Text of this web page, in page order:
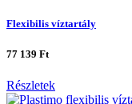
Flexibilis víztartály
77 139 Ft
Részletek